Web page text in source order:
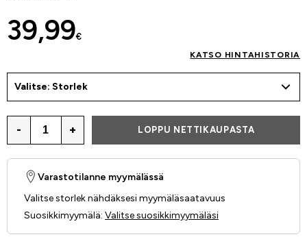
39,99€
KATSO HINTAHISTORIA
Valitse: Storlek
- + LOPPU NETTIKAUPASTA
Varastotilanne myymälässä
Valitse storlek nähdäksesi myymäläsaatavuus
Suosikkimyymälä: Valitse suosikkimyymäläsi